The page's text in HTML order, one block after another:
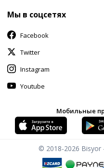
Мы в соцсетях
Facebook
Twitter
Instagram
Youtube
Мобильные
© 2018-2026 Bisyor